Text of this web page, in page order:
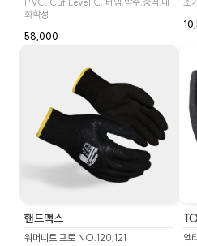
화학성
58,000
핸드맥스
워머니트 프로 NO.120,121
엑